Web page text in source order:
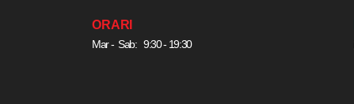
ORARI
Mar - Sab: 9:30 - 19:30